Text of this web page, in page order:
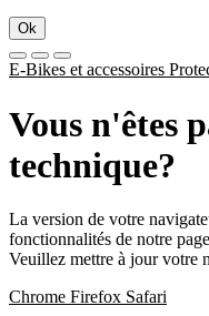
Ok
E-Bikes et accessoires
Vous n'êtes
technique?
La version de votre
fonctionnalités de notre
Veuillez mettre à jour votre
Chrome Firefox Safari